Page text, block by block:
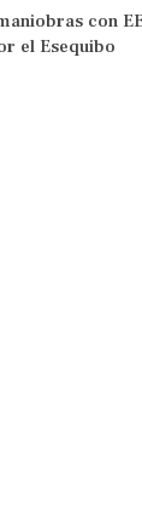
con
el Esequibo